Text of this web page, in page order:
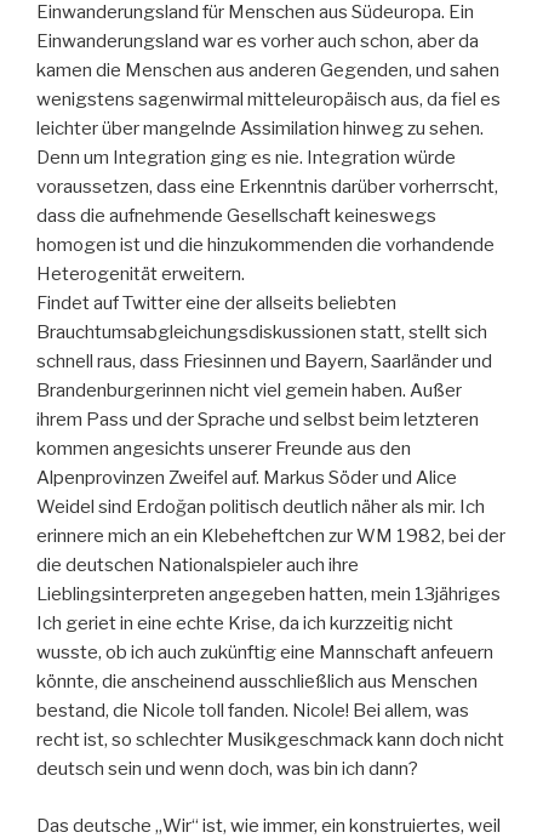
Einwanderungsland für Menschen aus Südeuropa. Ein
Einwanderungsland war es vorher auch schon, aber da
kamen die Menschen aus anderen Gegenden, und sahen
wenigstens sagenwirmal mitteleuropäisch aus, da fiel es
leichter über mangelnde Assimilation hinweg zu sehen.
Denn um Integration ging es nie. Integration würde
voraussetzen, dass eine Erkenntnis darüber vorherrscht,
dass die aufnehmende Gesellschaft keineswegs
homogen ist und die hinzukommenden die vorhandende
Heterogenität erweitern.
Findet auf Twitter eine der allseits beliebten
Brauchtumsabgleichungsdiskussionen statt, stellt sich
schnell raus, dass Friesinnen und Bayern, Saarländer und
Brandenburgerinnen nicht viel gemein haben. Außer
ihrem Pass und der Sprache und selbst beim letzteren
kommen angesichts unserer Freunde aus den
Alpenprovinzen Zweifel auf. Markus Söder und Alice
Weidel sind Erdoğan politisch deutlich näher als mir. Ich
erinnere mich an ein Klebeheftchen zur WM 1982, bei der
die deutschen Nationalspieler auch ihre
Lieblingsinterpreten angegeben hatten, mein 13jähriges
Ich geriet in eine echte Krise, da ich kurzzeitig nicht
wusste, ob ich auch zukünftig eine Mannschaft anfeuern
könnte, die anscheinend ausschließlich aus Menschen
bestand, die Nicole toll fanden. Nicole! Bei allem, was
recht ist, so schlechter Musikgeschmack kann doch nicht
deutsch sein und wenn doch, was bin ich dann?
Das deutsche „Wir“ ist, wie immer, ein konstruiertes, weil